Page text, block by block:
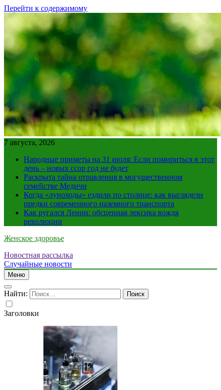
Перейти к содержимому
7 августа, 2026
Народные приметы на 31 июля: Если помириться в этот
день – новых ссор год не будет
Раскрыта тайна отравления в могущественном
семействе Медичи
Когда «луноходы» ездили по столице: как выглядели
предки современного наземного транспорта
Как ругался Ленин: обсценная лексика вождя
революции
Женское здоровье
Новостная рассылка
Случайные новости
Меню
Найти:
Заголовки